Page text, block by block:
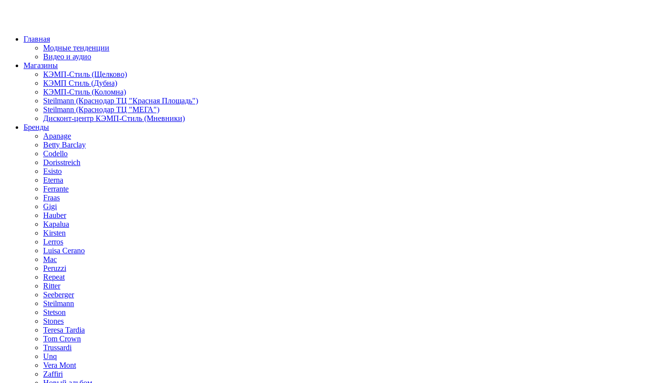
Главная
Модные тенденции
Видео и аудио
Магазины
КЭМП-Стиль (Щелково)
КЭМП Стиль (Дубна)
КЭМП-Стиль (Коломна)
Steilmann (Краснодар ТЦ "Красная Площадь")
Steilmann (Краснодар ТЦ "МЕГА")
Дисконт-центр КЭМП-Стиль (Мневники)
Бренды
Apanage
Betty Barclay
Codello
Dorisstreich
Esisto
Eterna
Ferrante
Fraas
Gigi
Hauber
Kapalua
Kirsten
Lerros
Luisa Cerano
Mac
Peruzzi
Repeat
Ritter
Seeberger
Steilmann
Stetson
Stones
Teresa Tardia
Tom Crown
Trussardi
Unq
Vera Mont
Zaffiri